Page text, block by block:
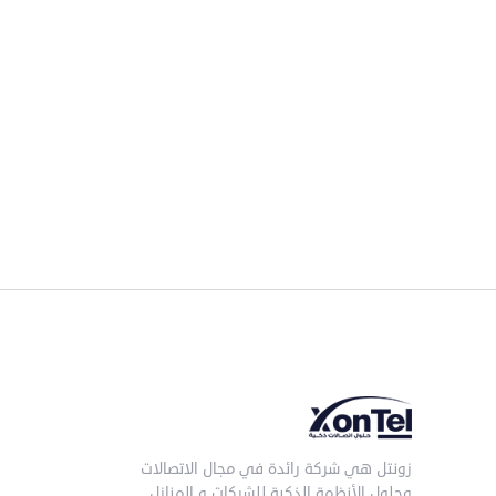
زونتل هي شركة رائدة في مجال الاتصالات